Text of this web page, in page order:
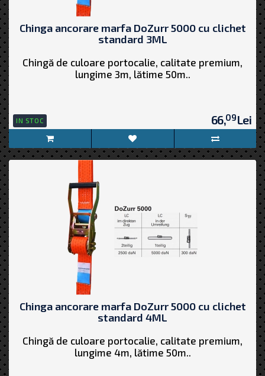
Chinga ancorare marfa DoZurr 5000 cu clichet
standard 3ML
Chingă de culoare portocalie, calitate premium,
lungime 3m, lătime 50m..
IN STOC 66,09Lei
Chinga ancorare marfa DoZurr 5000 cu clichet
standard 4ML
Chingă de culoare portocalie, calitate premium,
lungime 4m, lătime 50m..